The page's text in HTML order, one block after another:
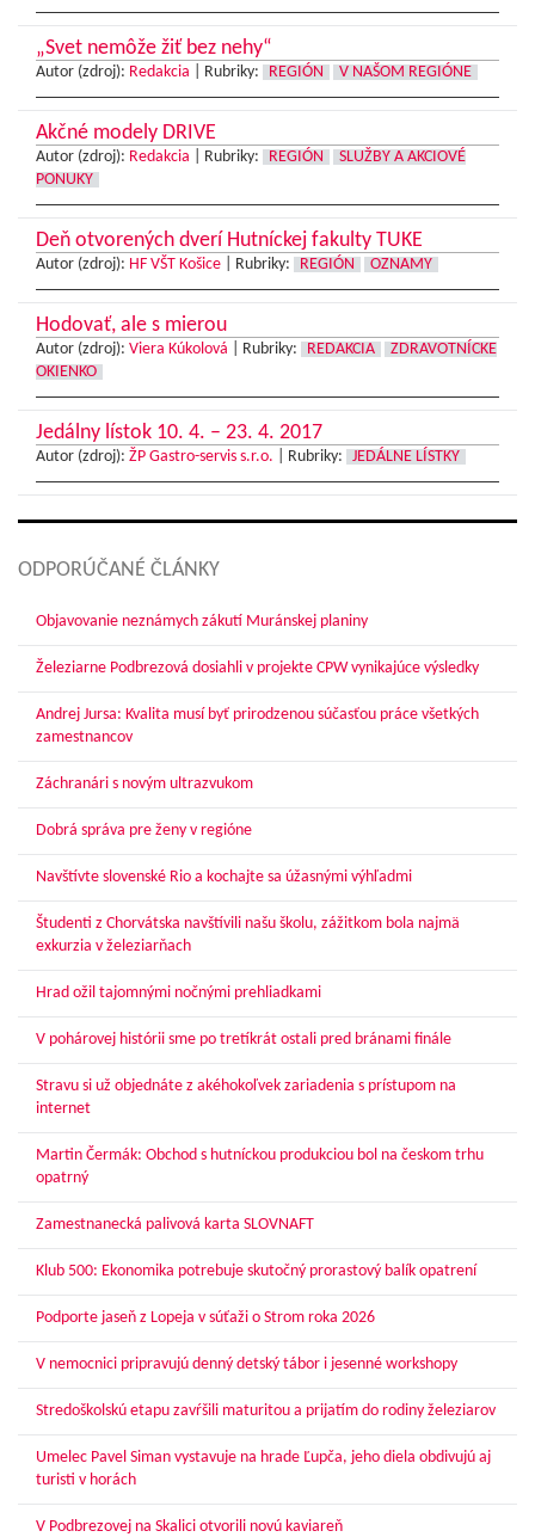
„Svet nemôže žiť bez nehy“
Autor (zdroj): Redakcia Rubriky: REGIÓN V NAŠOM REGIÓNE
Akčné modely DRIVE
Autor (zdroj): Redakcia Rubriky: REGIÓN
SLUŽBY A AKCIOVÉ
PONUKY
Deň otvorených dverí Hutníckej fakulty TUKE
Autor (zdroj): HF VŠT Košice Rubriky: REGIÓN OZNAMY
Hodovať, ale s mierou
Autor (zdroj): Viera Kúkolová Rubriky: REDAKCIA
ZDRAVOTNÍCKE
OKIENKO
Jedálny lístok 10. 4. – 23. 4. 2017
Autor (zdroj): ŽP Gastro-servis s.r.o. Rubriky: JEDÁLNE LÍSTKY
ODPORÚČANÉ ČLÁNKY
Objavovanie neznámych zákutí Muránskej planiny
Železiarne Podbrezová dosiahli v projekte CPW vynikajúce výsledky
Andrej Jursa: Kvalita musí byť prirodzenou súčasťou práce všetkých
zamestnancov
Záchranári s novým ultrazvukom
Dobrá správa pre ženy v regióne
Navštívte slovenské Rio a kochajte sa úžasnými výhľadmi
Študenti z Chorvátska navštívili našu školu, zážitkom bola najmä
exkurzia v železiarňach
Hrad ožil tajomnými nočnými prehliadkami
V pohárovej histórii sme po tretíkrát ostali pred bránami finále
Stravu si už objednáte z akéhokoľvek zariadenia s prístupom na
internet
Martin Čermák: Obchod s hutníckou produkciou bol na českom trhu
opatrný
Zamestnanecká palivová karta SLOVNAFT
Klub 500: Ekonomika potrebuje skutočný prorastový balík opatrení
Podporte jaseň z Lopeja v súťaži o Strom roka 2026
V nemocnici pripravujú denný detský tábor i jesenné workshopy
Stredoškolskú etapu zavŕšili maturitou a prijatím do rodiny železiarov
Umelec Pavel Siman vystavuje na hrade Ľupča, jeho diela obdivujú aj
turisti v horách
V Podbrezovej na Skalici otvorili novú kaviareň